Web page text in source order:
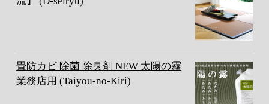
畳防カビ 除菌 除臭剤 NEW 太陽の霧
業務店用 (Taiyou-no-Kiri)